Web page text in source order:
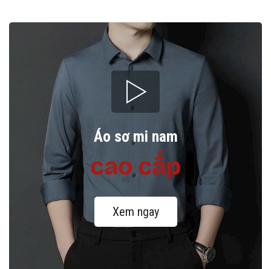
Áo sơ mi nam
cao cấp
Xem ngay